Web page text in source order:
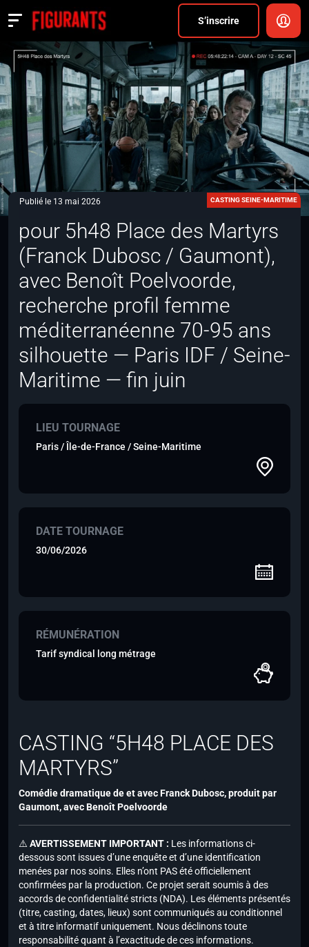
S’inscrire
Actualités
ANNONCER
FAQ
S’inscrire
CONNEXION
Publié le 13 mai 2026
CASTING SEINE-MARITIME
pour 5h48 Place des Martyrs
(Franck Dubosc / Gaumont),
avec Benoît Poelvoorde,
recherche profil femme
méditerranéenne 70-95 ans
silhouette — Paris IDF / Seine-
Maritime — fin juin
LIEU TOURNAGE
Paris / Île-de-France / Seine-Maritime
DATE TOURNAGE
30/06/2026
RÉMUNÉRATION
Tarif syndical long métrage
CASTING “5H48 PLACE DES
MARTYRS”
Comédie dramatique de et avecFranck Dubosc, produit par
Gaumont, avecBenoît Poelvoorde
⚠️ AVERTISSEMENT IMPORTANT : Les informations ci-
dessous sont issues d’une enquête et d’une identification
menées par nos soins. Elles n’ont PAS été officiellement
confirmées par la production. Ce projet serait soumis à des
accords de confidentialité stricts (NDA). Les éléments présentés
(titre, casting, dates, lieux) sont communiqués au conditionnel
et à titre informatif uniquement. Nous déclinons toute
responsabilité quant à l’exactitude de ces informations.